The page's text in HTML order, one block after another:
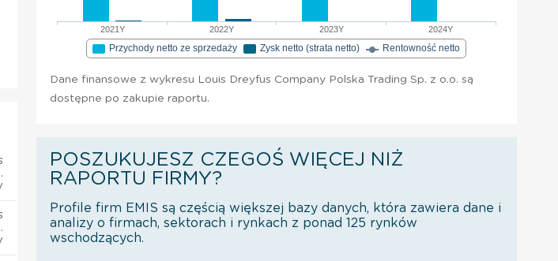
2021Y 2022Y 2023Y 2024Y
Przychody netto ze sprzedaży Zysk netto (strata netto) Rentowność netto
Dane finansowe z wykresu Louis Dreyfus Company Polska Trading Sp. z o.o. są
dostępne po zakupie raportu.
POSZUKUJESZ CZEGOŚ WIĘCEJ NIŻ
RAPORTU FIRMY?
Profile firm EMIS są częścią większej bazy danych, która zawiera dane i
analizy o firmach, sektorach i rynkach z ponad 125 rynków
wschodzących.